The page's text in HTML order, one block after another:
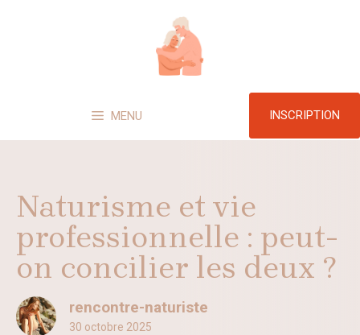
MENU INSCRIPTION
Naturisme et vie
professionnelle : peut-
on concilier les deux ?
rencontre-naturiste
30 octobre 2025